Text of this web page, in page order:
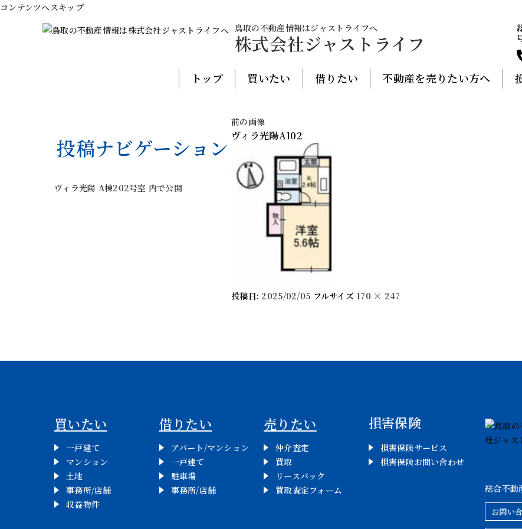
コンテンツへスキップ
鳥取の不動産情報はジャストライフへ
株式会社ジャストライフ
トップ 買いたい 借りたい 不動産を売りたい方へ
前の画像
ヴィラ光陽A102
投稿日: 2025/02/05 フルサイズ 170 × 247
投稿ナビゲーション
ヴィラ光陽 A棟202号室 内で公開
買いたい
一戸建て
マンション
土地
事務所/店舗
収益物件
借りたい
アパート/マンション
一戸建て
駐車場
事務所/店舗
売りたい
仲介査定
買取
リースバック
買取査定フォーム
損害保険
損害保険サービス
損害保険お問い合わせ
総合不
お問い